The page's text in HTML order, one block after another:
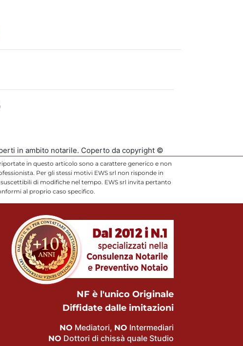
in ambito notarile. Coperto da copyright ©
in questo articolo sono a carattere generico e non
Per gli stessi motivi EWS srl non risponde in
di modifiche nel tempo. EWS srl invita pertanto
al proprio caso specifico.
NF è l'unico Originale
Diffidate dalle imitazioni
NO Mediatori, NO Intermediari
NO Dottori di chissà quale Studio